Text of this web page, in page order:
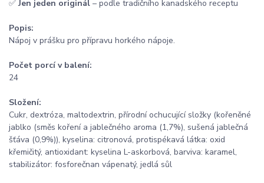
✅Jen jeden originál – podle tradičního kanadského receptu
Popis:
Nápoj v prášku pro přípravu horkého nápoje.
Počet porcí v balení:
24
Složení:
Cukr, dextróza, maltodextrin, přírodní ochucující složky (kořeněné
jablko (směs koření a jablečného aroma (1,7%), sušená jablečná
šťáva (0,9%)), kyselina: citronová, protispékavá látka: oxid
křemičitý, antioxidant: kyselina L-askorbová, barviva: karamel,
stabilizátor: fosforečnan vápenatý, jedlá sůl